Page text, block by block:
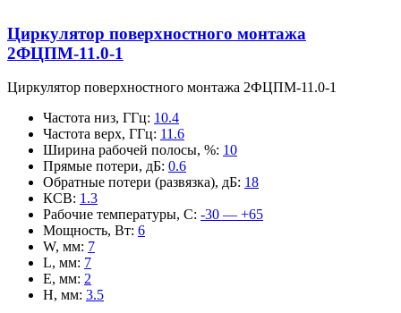
Циркулятор поверхностного монтажа
2ФЦПМ-11.0-1
Циркулятор поверхностного монтажа 2ФЦПМ-11.0-1
Частота низ, ГГц: 10.4
Частота верх, ГГц: 11.6
Ширина рабочей полосы, %: 10
Прямые потери, дБ: 0.6
Обратные потери (развязка), дБ: 18
КСВ: 1.3
Рабочие температуры, С: -30 — +65
Мощность, Вт: 6
W, мм: 7
L, мм: 7
E, мм: 2
H, мм: 3.5